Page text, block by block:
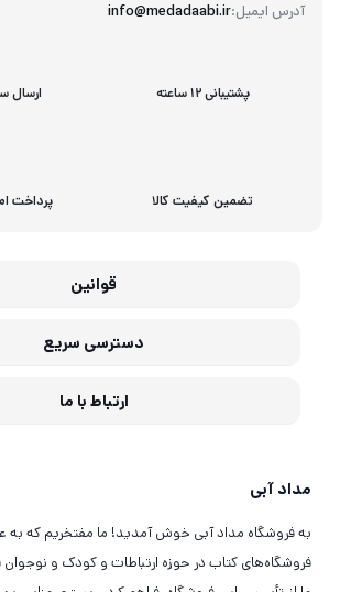
آدرس ایمیل:info@medadaabi.ir
پشتیبانی 12 ساعته ارسال
تضمین کیفیت کالا پرداخت
قوانین
دسترسی سریع
ارتباط با ما
مداد آبی
به فروشگاه مداد آبی خوش آمدید! ما مفتخریم که به
فروشگاه‌های کتاب در حوزه ارتباطات و کودک و